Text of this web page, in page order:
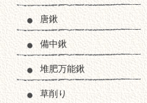
唐鍬
備中鍬
堆肥万能鍬
草削り